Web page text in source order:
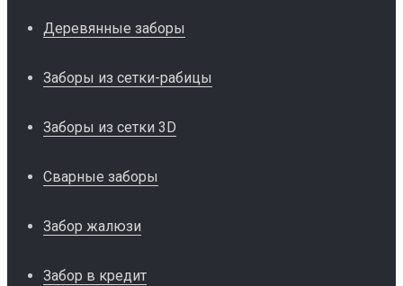
Деревянные заборы
Заборы из сетки-рабицы
Заборы из сетки 3D
Сварные заборы
Забор жалюзи
Забор в кредит